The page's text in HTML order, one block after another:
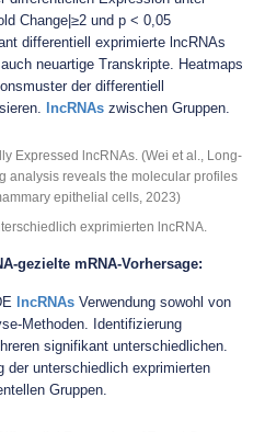
Change|≥2 und p < 0,05
differentiell exprimierte lncRNAs
neuartige Transkripte. Heatmaps
der differentiell
lncRNAs zwischen Gruppen.
exprimierten lncRNA.
gezielte mRNA-Vorhersage:
lncRNAs Verwendung sowohl von
Methoden. Identifizierung
signifikant unterschiedlichen.
der unterschiedlich exprimierten
Gruppen.